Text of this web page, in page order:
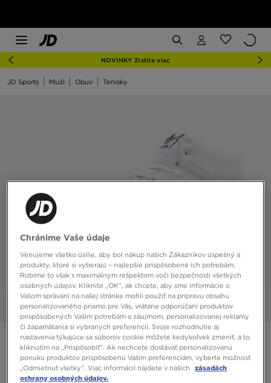
NOVINKY Zistite viac
JD Sports Muži Obuv Tenisky
Obrázky 360°
ONLY AT JD
ADIDAS DROP STEP MID
Chránime Vaše údaje
Venujeme všetko úsilie, aby bol nákup našich Zákazníkov úspešný a
produkty, ktoré si vyberajú – najlepšie prispôsobené ich potrebám.
Robíme to však s maximálnym rešpektom voči bezpečnosti všetkých
osobných údajov. Kliknite „OK”, ak chcete, aby sme informácie o
Vašom správaní na našej stránke mohli použiť na prípravu obsahu
personalizovaného priamo pre Vás, vrátane odporúčaní produktov
prispôsobených Vašim potrebám a záujmom, personalizovanej reklamy
či zapamätania si vybraných preferencií. Svoje rozhodnutie aj
nastavenia týkajúce sa súborov cookie môžete kedykoľvek zmeniť, a to
kliknutím na „Prispôsobiť”. Ak nechcete dostávať personalizovanú
ponuku produktov prispôsobenú Vašim preferenciám, vyberte možnosť
„Odmietnuť všetky”. Viac informácií nájdete v našich
zásadách
ochrany osobných údajov.